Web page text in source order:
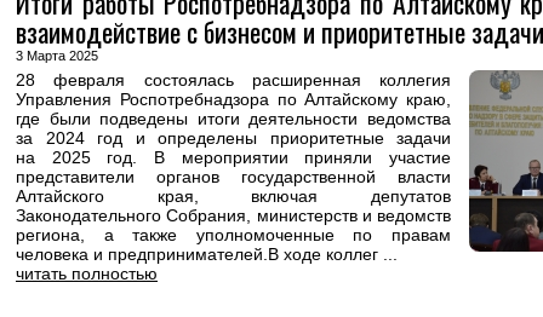
взаимодействие с бизнесом и приоритетные
3 Марта 2025
28 февраля состоялась расширенная коллегия
Управления Роспотребнадзора по Алтайскому краю,
где были подведены итоги деятельности ведомства
за 2024 год и определены приоритетные задачи
на 2025 год. В мероприятии приняли участие
представители органов государственной власти
Алтайского края, включая депутатов
Законодательного Собрания, министерств и ведомств
региона, а также уполномоченные по правам
человека и предпринимателей.В ходе коллег ...
читать полностью